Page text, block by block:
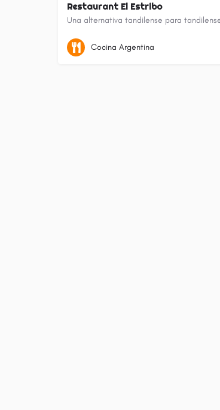
Restaurant El Estribo
Una alternativa tandilense para
Tandil (localidad)
Cocina Argentina